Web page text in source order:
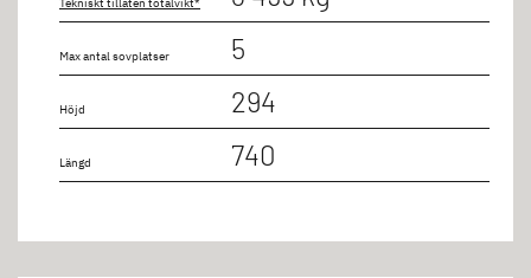
Max antal sovplatser 5
Höjd 294
Längd 740